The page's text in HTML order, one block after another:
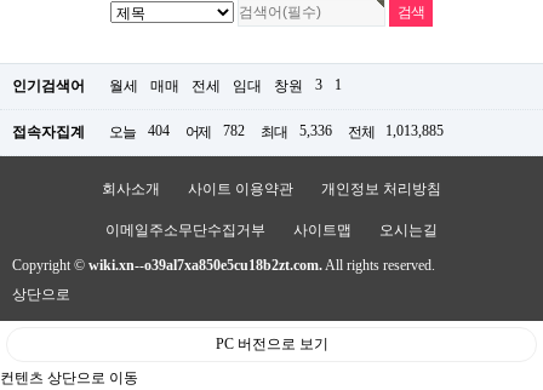
인기검색어 월세 매매 전세 임대 창원 3 1
접속자집계 오늘 404 어제 782 최대 5,336 전체 1,013,885
회사소개 사이트 이용약관 개인정보 처리방침
이메일주소무단수집거부 사이트맵 오시는길
Copyright © wiki.xn--o39al7xa850e5cu18b2zt.com.All rights reserved.
상단으로
PC 버전으로 보기
컨텐츠 상단으로 이동